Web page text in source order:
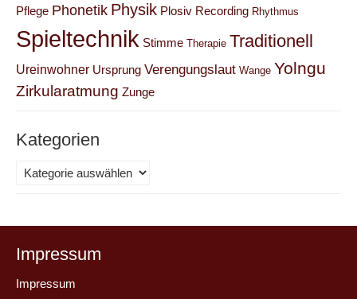
Pflege Phonetik Physik Plosiv Recording Rhythmus
Spieltechnik Stimme Therapie Traditionell
Ureinwohner Ursprung Verengungslaut Wange Yolngu
Zirkularatmung Zunge
Kategorien
Kategorien
Impressum
Impressum